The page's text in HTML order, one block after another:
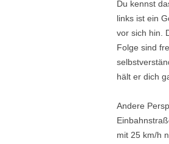
Du kennst
links ist ein
vor sich hin.
Folge sind
hält er dich
Andere
mit 25 km/h